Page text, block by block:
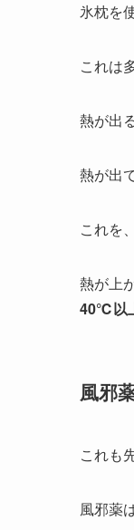
氷枕を
これは
熱が出
熱が出
これを
熱が上
40℃以
風邪
これも
風邪薬